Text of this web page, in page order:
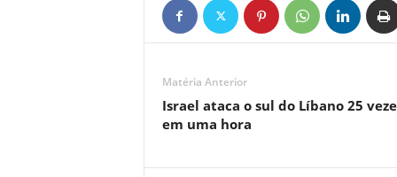
Matéria Anterior
Israel ataca o sul do Líbano 25
em uma hora